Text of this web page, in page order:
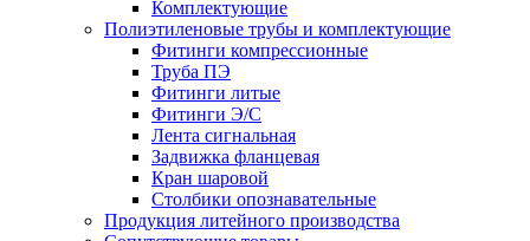
Комплектующие
Полиэтиленовые трубы и комплектующие
Фитинги компрессионные
Труба ПЭ
Фитинги литые
Фитинги Э/С
Лента сигнальная
Задвижка фланцевая
Кран шаровой
Столбики опознавательные
Продукция литейного производства